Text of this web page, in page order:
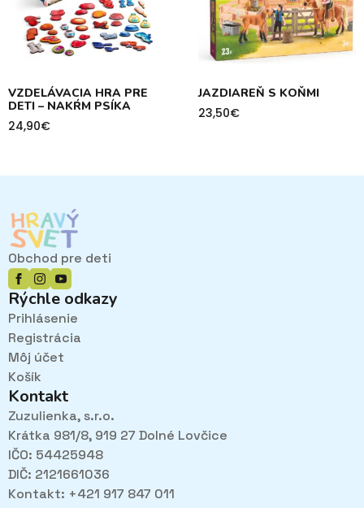
VZDELÁVACIA HRA PRE
DETI – NAKŔM PSÍKA
24,90€
JAZDIAREŇ S KOŇMI
23,50€
Obchod pre deti
Rýchle odkazy
Prihlásenie
Registrácia
Môj účet
Košík
Kontakt
Zuzulienka, s.r.o.
Krátka 981/8, 919 27 Dolné Lovčice
IČO: 54425948
DIČ: 2121661036
Kontakt: +421 917 847 011